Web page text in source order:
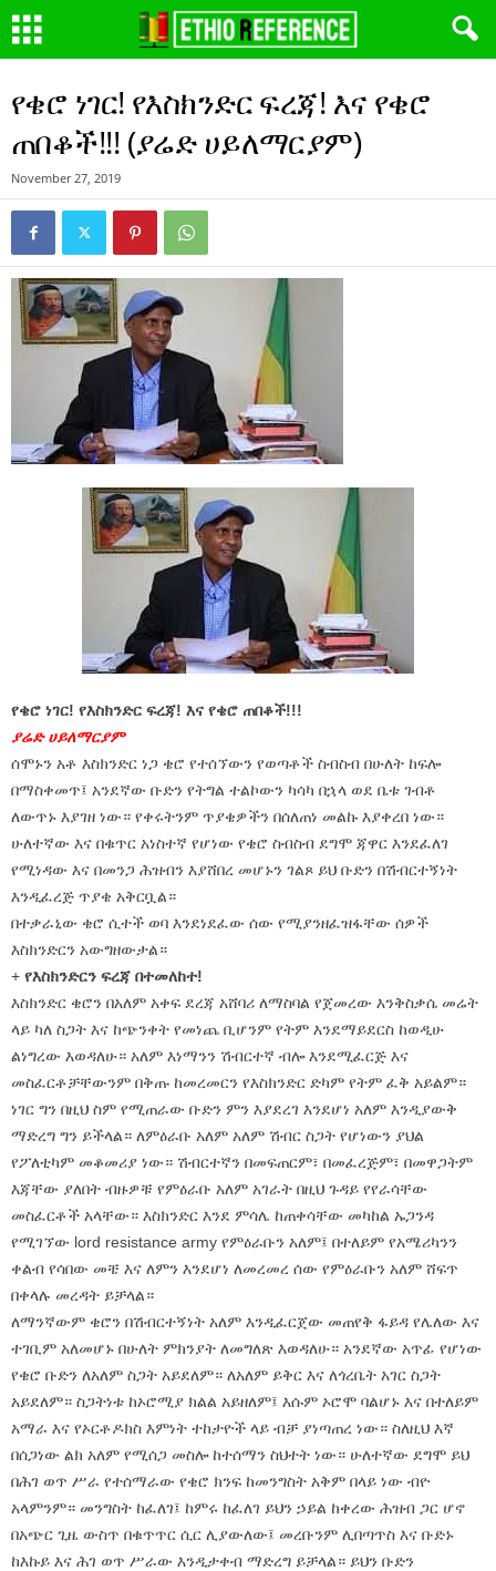
የቄሮ ነገር! የእስክንድር ፍረጃ! እና የቄሮ
ጠበቆች!!! (ያሬድ ሀይለማርያም)
November 27, 2019
የቄሮ ነገር! የእስክንድር ፍረጃ! እና የቄሮ ጠበቆች!!!
ያሬድ ሀይለማርያም
ሰሞኑን አቶ እስክንድር ነጋ ቄሮ የተሰኘውን የወጣቶች ስብስብ በሁለት ከፍሎ
በማስቀመጥ፤ አንደኛው ቡድን የትግል ተልኮውን ካሳካ በኋላ ወደ ቤቱ ገብቶ
ለውጥኑ እያገዘ ነው። የቀሩትንም ጥያቄዎችን በሰለጠነ መልኩ እያቀረበ ነው።
ሁለተኛው እና በቁጥር አነስተኛ የሆነው የቄሮ ስብስብ ደግሞ ጃዋር እንደፈለገ
የሚነዳው እና በመንጋ ሕዝብን እያሸበረ መሆኑን ገልጾ ይህ ቡድን በሽብርተኝነት
እንዲፈረጅ ጥያቄ አቅርቧል።
በተቃራኒው ቄሮ ሲተች ወባ እንደነደፈው ሰው የሚያንዘፈዝፋቸው ሰዎች
እስክንድርን አውግዘውታል።
+ የእስክንድርን ፍረጃ በተመለከተ!
እስክንድር ቄሮን በአለም አቀፍ ደረጃ አሸባሪ ለማስባል የጀመረው እንቅስቃሴ መሬት
ላይ ካለ ስጋት እና ከጭንቀት የመነጨ ቢሆንም የትም እንደማይደርስ ከወዲሁ
ልነግረው እወዳለሁ። አለም እነማንን ሽብርተኛ ብሎ እንደሚፈርጅ እና
መስፈርቶቻቸውንም በቅጡ ከመረመርን የእስክንድር ድካም የትም ፈቅ አይልም።
ነገር ግን በዚህ ስም የሚጠራው ቡድን ምን እያደረገ እንደሆነ አለም እንዲያውቅ
ማድረግ ግን ይችላል። ለምዕራቡ አለም አለም ሽብር ስጋት የሆነውን ያህል
የፖለቲካም መቆመሪያ ነው። ሽብርተኛን በመፍጠርም፣ በመፈረጅም፣ በመዋጋትም
እጃቸው ያለበት ብዙዎቹ የምዕራቡ አለም አገራት በዚህ ጉዳይ የየራሳቸው
መስፈርቶች አላቸው። እስክንድር እንደ ምሳሌ ከጠቀሳቸው መካከል ኡጋንዳ
የሚገኘው lord resistance army የምዕራቡን አለም፤ በተለይም የአሜሪካንን
ቀልብ የሳበው መቼ እና ለምን እንደሆነ ለመረመረ ሰው የምዕራቡን አለም ሸፍጥ
በቀላሉ መረዳት ይቻላል።
ለማንኛውም ቄሮን በሽብርተኝነት አለም እንዲፈርጀው መጠየቅ ፋይዳ የሌለው እና
ተገቢም አለመሆኑ በሁለት ምክንያት ለመግለጽ እወዳለሁ። አንደኛው አጥፊ የሆነው
የቄሮ ቡድን ለአለም ስጋት አይደለም። ለአለም ይቅር እና ለጎረቤት አገር ስጋት
አይደለም። ስጋትነቱ ከኦሮሚያ ክልል አይዘለም፤ እሱም ኦሮሞ ባልሆኑ እና በተለይም
አማራ እና የኦርቶዶክስ እምነት ተከታዮች ላይ ብቻ ያነጣጠረ ነው። ስለዚህ እኛ
በሰጋነው ልክ አለም የሚሰጋ መስሎ ከተሰማን ስህተት ነው። ሁለተኛው ደግሞ ይህ
በሕገ ወጥ ሥራ የተሰማራው የቄሮ ክንፍ ከመንግስት አቅም በላይ ነው ብዮ
አላምንም። መንግስት ከፈለገ፤ ከምሩ ከፈለገ ይህን ኃይል ከቀረው ሕዝብ ጋር ሆኖ
በአጭር ጊዜ ውስጥ በቁጥጥር ሲር ሊያውለው፤ መረቡንም ሊበጣጥስ እና ቡድኑ
ከእኩይ እና ሕገ ወጥ ሥራው እንዲታቀብ ማድረግ ይቻላል። ይህን ቡድን